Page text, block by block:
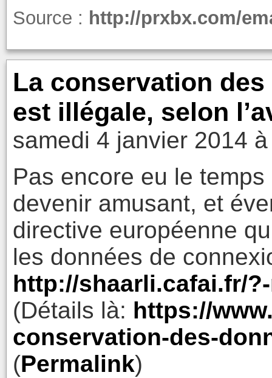
Source : http://prxbx.com/
La conservation
est illégale, selon
samedi 4 janvier 2014
Pas encore eu le
devenir amusant, et
directive européenne
les données de
http://shaarli.cafai.fr/
(Détails là: https://
conservation-des-
(Permalink)